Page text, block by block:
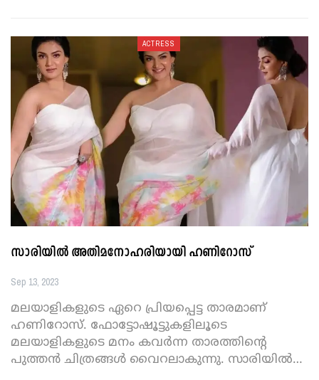
ACTRESS
സാരിയിൽ അതിമനോഹരിയായി ഹണിറോസ്
Sep 13, 2023
മലയാളികളുടെ ഏറെ പ്രിയപ്പെട്ട താരമാണ്
ഹണിറോസ്. ഫോട്ടോഷൂട്ടുകളിലൂടെ
മലയാളികളുടെ മനം കവർന്ന താരത്തിന്റെ
പുത്തൻ ചിത്രങ്ങൾ വൈറലാകുന്നു. സാരിയിൽ…